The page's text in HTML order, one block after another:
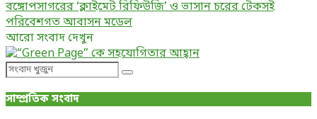
বঙ্গোপসাগরের ‘ক্লাইমেট রিফিউজি’ ও ভাসান চরের টেকসই
পরিবেশগত আবাসন মডেল
আরো সংবাদ দেখুন
Search
Search
সাম্প্রতিক সংবাদ